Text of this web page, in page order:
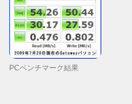
PCベンチマーク結果